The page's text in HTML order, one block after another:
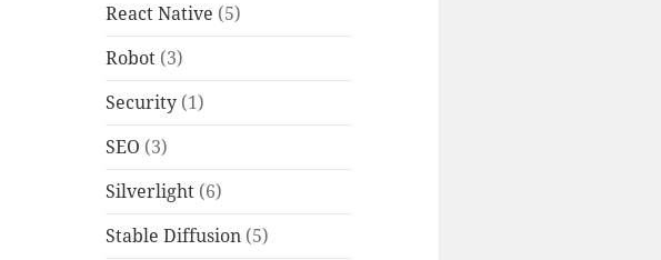
React Native (5)
Robot (3)
Security (1)
SEO (3)
Silverlight (6)
Stable Diffusion (5)